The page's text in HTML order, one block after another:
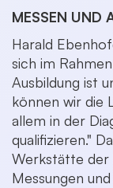
MESSEN UND
Harald
sich im
Ausbildung ist
können wir die
allem in der
qualifizieren."
Werkstätte der
Messungen